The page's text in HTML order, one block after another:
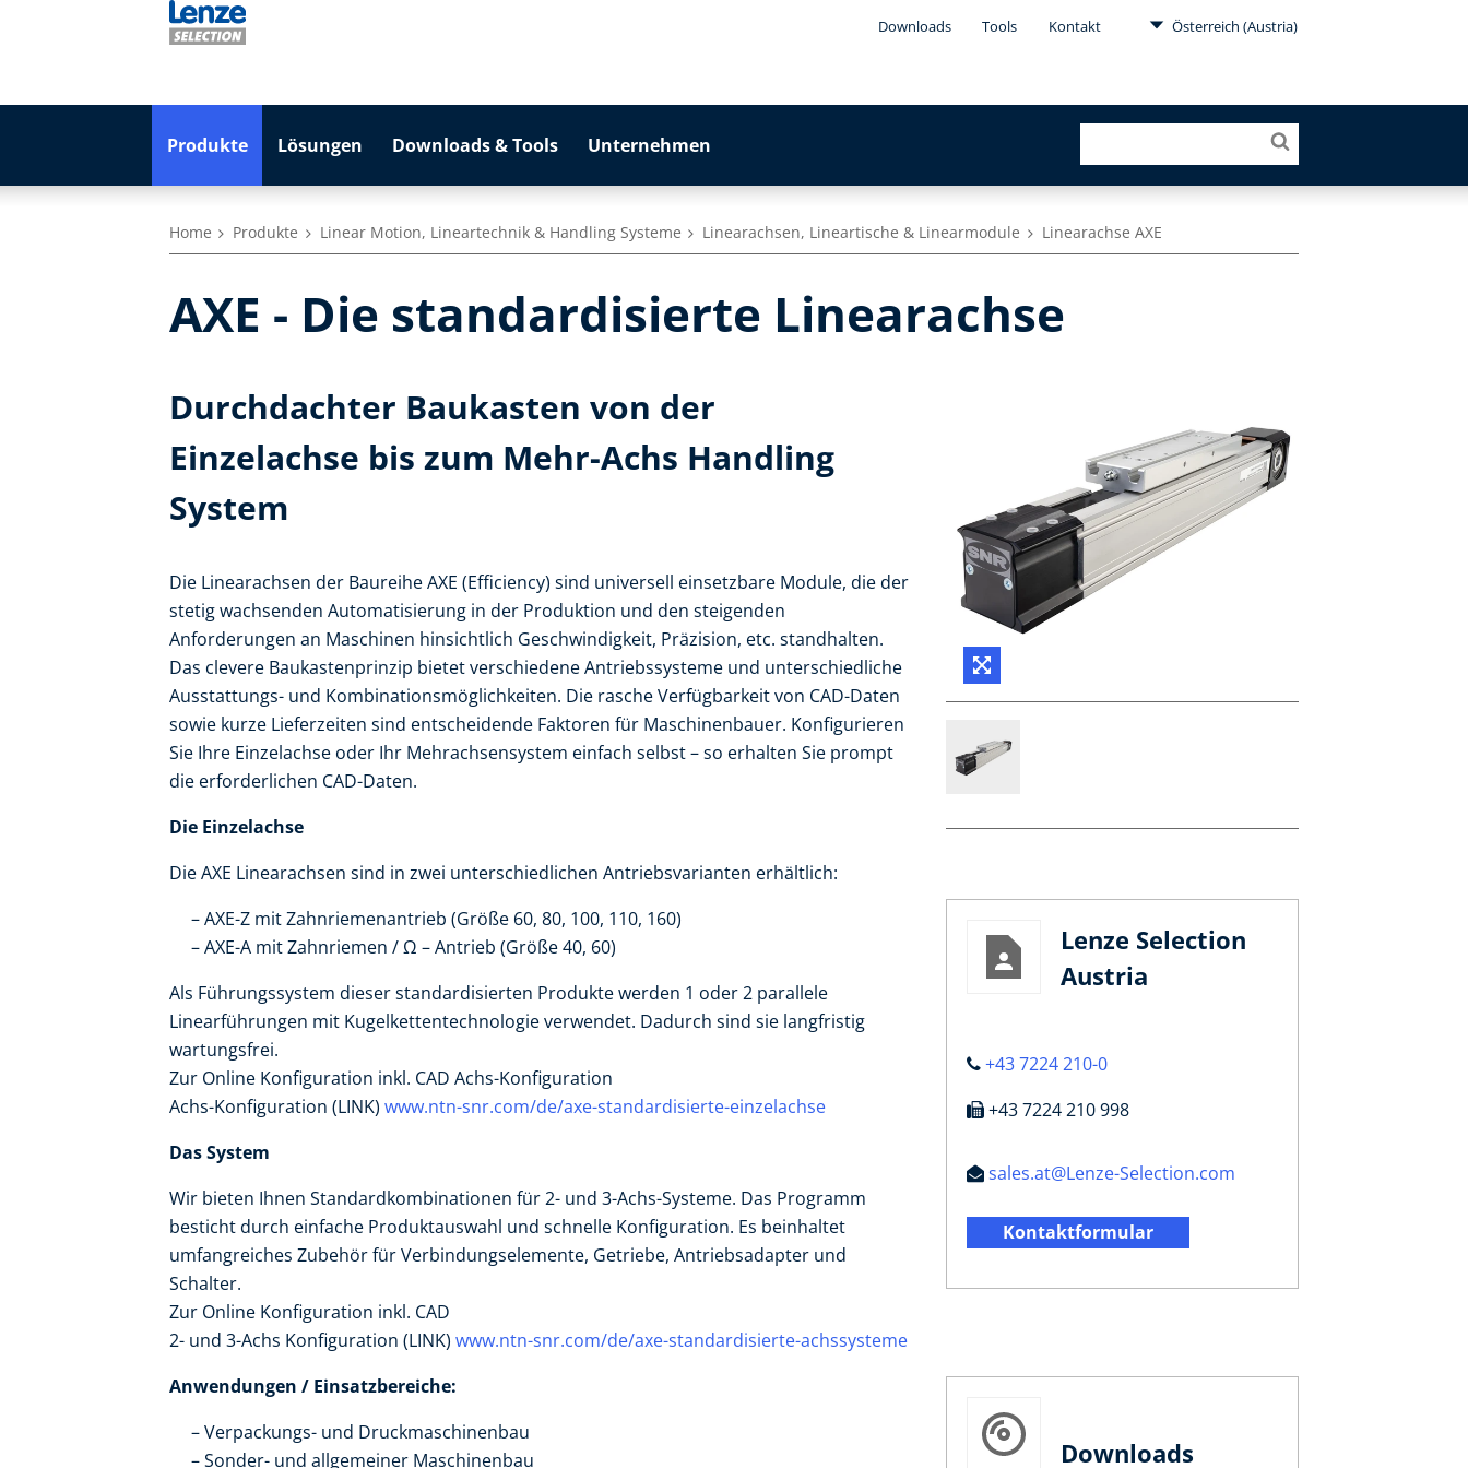
Downloads Tools Kontakt Österreich (Austria)
Produkte Lösungen Downloads & Tools Unternehmen
Home Produkte Linear Motion, Lineartechnik & Handling Systeme Linearachsen, Lineartische & Linearmodule Linearachse AXE
AXE - Die standardisierte Linearachse
Durchdachter Baukasten von der
Einzelachse bis zum Mehr-Achs Handling
System
Die Linearachsen der Baureihe AXE (Efficiency) sind universell einsetzbare Module, die der
stetig wachsenden Automatisierung in der Produktion und den steigenden
Anforderungen an Maschinen hinsichtlich Geschwindigkeit, Präzision, etc. standhalten.
Das clevere Baukastenprinzip bietet verschiedene Antriebssysteme und unterschiedliche
Ausstattungs- und Kombinationsmöglichkeiten. Die rasche Verfügbarkeit von CAD-Daten
sowie kurze Lieferzeiten sind entscheidende Faktoren für Maschinenbauer. Konfigurieren
Sie Ihre Einzelachse oder Ihr Mehrachsensystem einfach selbst – so erhalten Sie prompt
die erforderlichen CAD-Daten.
Die Einzelachse
Die AXE Linearachsen sind in zwei unterschiedlichen Antriebsvarianten erhältlich:
AXE-Z mit Zahnriemenantrieb (Größe 60, 80, 100, 110, 160)
AXE-A mit Zahnriemen / Ω – Antrieb (Größe 40, 60)
Als Führungssystem dieser standardisierten Produkte werden 1 oder 2 parallele
Linearführungen mit Kugelkettentechnologie verwendet. Dadurch sind sie langfristig
wartungsfrei.
Zur Online Konfiguration inkl. CAD Achs-Konfiguration
Achs-Konfiguration (LINK) www.ntn-snr.com/de/axe-standardisierte-einzelachse
Das System
Wir bieten Ihnen Standardkombinationen für 2- und 3-Achs-Systeme. Das Programm
besticht durch einfache Produktauswahl und schnelle Konfiguration. Es beinhaltet
umfangreiches Zubehör für Verbindungselemente, Getriebe, Antriebsadapter und
Schalter.
Zur Online Konfiguration inkl. CAD
2- und 3-Achs Konfiguration (LINK) www.ntn-snr.com/de/axe-standardisierte-achssysteme
Anwendungen / Einsatzbereiche:
Verpackungs- und Druckmaschinenbau
Sonder- und allgemeiner Maschinenbau
Lenze Selection
Austria
+43 7224 210-0
+43 7224 210 998
sales.at@Lenze-Selection.com
Kontaktformular
Downloads